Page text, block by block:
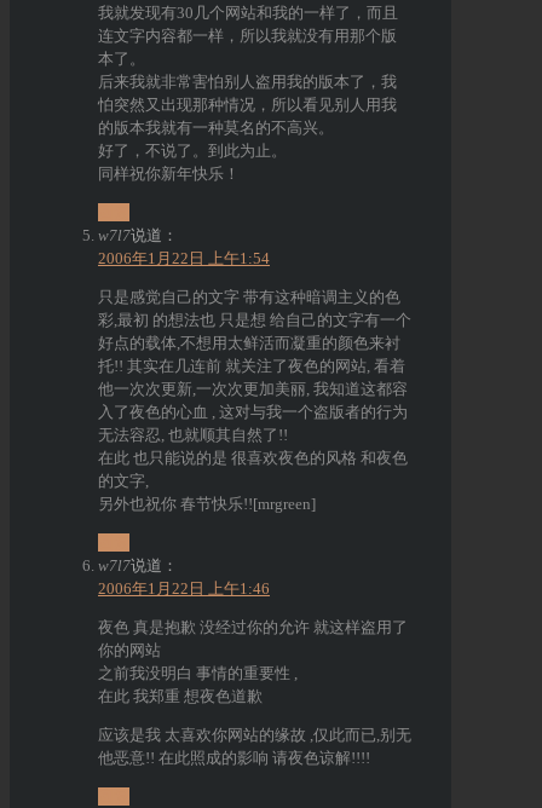
我就发现有30几个网站和我的一样了，而且
连文字内容都一样，所以我就没有用那个版
本了。
后来我就非常害怕别人盗用我的版本了，我
怕突然又出现那种情况，所以看见别人用我
的版本我就有一种莫名的不高兴。
好了，不说了。到此为止。
同样祝你新年快乐！
w7l7说道：
2006年1月22日 上午1:54
只是感觉自己的文字 带有这种暗调主义的色
彩,最初 的想法也 只是想 给自己的文字有一个
好点的载体,不想用太鲜活而凝重的颜色来衬
托!! 其实在几连前 就关注了夜色的网站, 看着
他一次次更新,一次次更加美丽, 我知道这都容
入了夜色的心血 , 这对与我一个盗版者的行为
无法容忍, 也就顺其自然了!!
在此 也只能说的是 很喜欢夜色的风格 和夜色
的文字,
另外也祝你 春节快乐!![mrgreen]
w7l7说道：
2006年1月22日 上午1:46
夜色 真是抱歉 没经过你的允许 就这样盗用了
你的网站
之前我没明白 事情的重要性 ,
在此 我郑重 想夜色道歉
应该是我 太喜欢你网站的缘故 ,仅此而已,别无
他恶意!! 在此照成的影响 请夜色谅解!!!!